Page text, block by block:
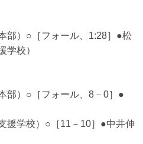
部）○［フォール、1:28］●松
学校）
部）○［フォール、8－0］●
援学校）○［11－10］●中井伸